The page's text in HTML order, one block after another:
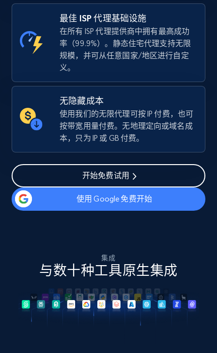
最佳 ISP 代理基础设施
在所有 ISP 代理提供商中拥有最高成功
率（99.9%）。静态住宅代理支持无限
规模，并可从任意国家/地区进行自定
义。
无隐藏成本
使用我们的无限代理可按 IP 付费，也可
按带宽用量付费。无地理定向或域名成
本，只为 IP 或 GB 付费。
开始免费试用
使用 Google 免费开始
集成
与数十种工具原生集成